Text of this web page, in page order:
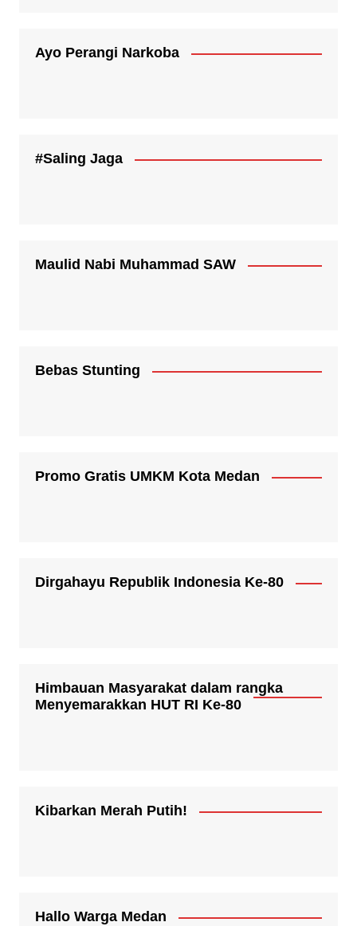
Ayo Perangi Narkoba
#Saling Jaga
Maulid Nabi Muhammad SAW
Bebas Stunting
Promo Gratis UMKM Kota Medan
Dirgahayu Republik Indonesia Ke-80
Himbauan Masyarakat dalam rangka
Menyemarakkan HUT RI Ke-80
Kibarkan Merah Putih!
Hallo Warga Medan